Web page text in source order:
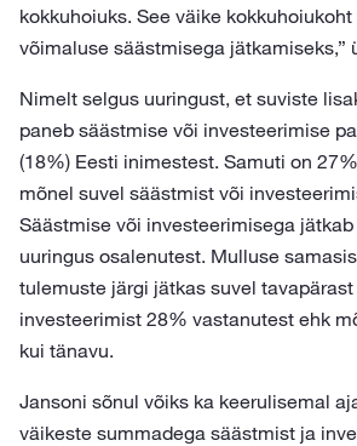
kokkuhoiuks. See väike
võimaluse säästmisega jätkamiseks,”
Nimelt selgus uuringust, et suviste
paneb säästmise või investeerimise
(18%) Eesti inimestest. Samuti on
mõnel suvel säästmist või
Säästmise või investeerimisega
uuringus osalenutest. Mulluse
tulemuste järgi jätkas suvel
investeerimist 28% vastanutest ehk
kui tänavu.
Jansoni sõnul võiks ka keerulisemal
väikeste summadega säästmist ja